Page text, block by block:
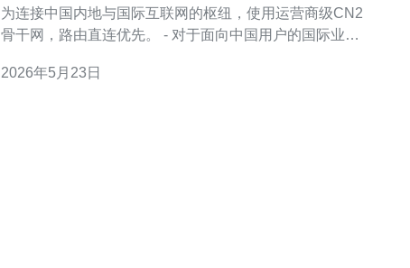
为连接中国内地与国际互联网的枢纽，使用运营商级CN2
骨干网，路由直连优先。 - 对于面向中国用户的国际业
度。 - 在全球布局中，香港CN2常作为东亚汇聚点，与新
2026年5月23日